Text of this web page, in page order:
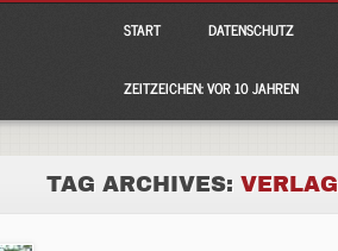
Main menu
START DATENSCHUTZ
ZEITZEICHEN: VOR 10 JAHREN
TAG ARCHIVES:VERLAG